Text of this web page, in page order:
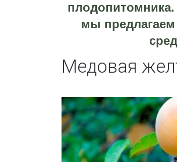
плодопитомника.
мы предлагаем
Медовая